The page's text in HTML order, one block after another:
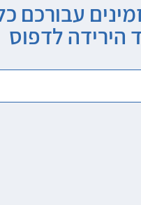
עבורכם
הירידה לדפוס